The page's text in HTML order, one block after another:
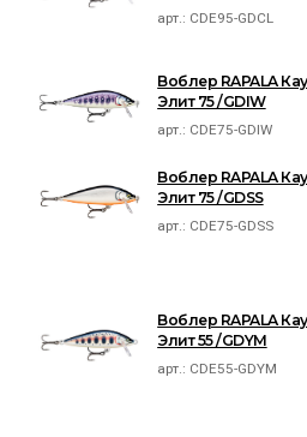
арт.: CDE95-GDCL
Воблер RAPALA
Элит 75 /GDIW
арт.: CDE75-GDIW
Воблер RAPALA
Элит 75 /GDSS
арт.: CDE75-GDSS
Воблер RAPALA
Элит 55 /GDYM
арт.: CDE55-GDYM